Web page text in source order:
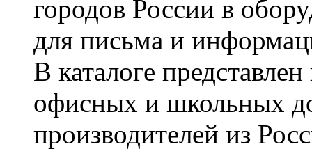
городов России в
для письма и
В каталоге
офисных и школьных
производителей из